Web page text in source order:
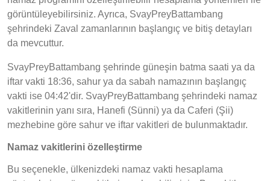
görüntüleyebilirsiniz. Ayrıca, SvayPreyBattambang
şehrindeki Zaval zamanlarının başlangıç ve bitiş detayları
da mevcuttur.
SvayPreyBattambang şehrinde güneşin batma saati ya da
iftar vakti 18:36, sahur ya da sabah namazının başlangıç
vakti ise 04:42'dir. SvayPreyBattambang şehrindeki namaz
vakitlerinin yanı sıra, Hanefi (Sünni) ya da Caferi (Şii)
mezhebine göre sahur ve iftar vakitleri de bulunmaktadır.
Namaz vakitlerini özelleştirme
Bu seçenekle, ülkenizdeki namaz vakti hesaplama